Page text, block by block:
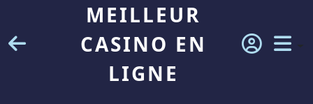
MEILLEUR
CASINO EN
LIGNE